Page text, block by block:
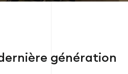
génération